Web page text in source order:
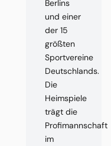
Berlins
und einer
der 15
größten
Sportvereine
Deutschlands.
Die
Heimspiele
trägt die
Profimannschaft
im